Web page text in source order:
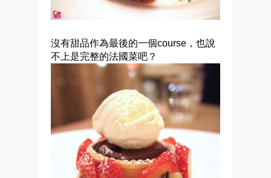
沒有甜品作為最後的一個course，也說
不上是完整的法國菜吧？